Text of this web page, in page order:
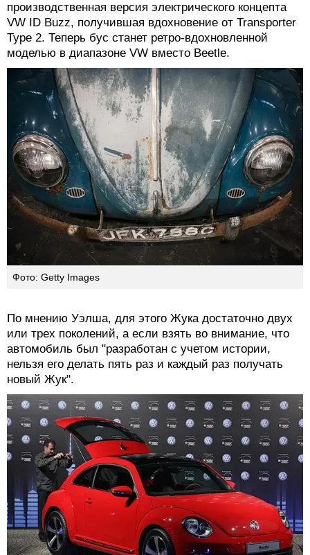
производственная версия электрического концепта
VW ID Buzz, получившая вдохновение от Transporter
Type 2. Теперь бус станет ретро-вдохновленной
моделью в диапазоне VW вместо Beetle.
Фото: Getty Images
По мнению Уэлша, для этого Жука достаточно двух
или трех поколений, а если взять во внимание, что
автомобиль был "разработан с учетом истории,
нельзя его делать пять раз и каждый раз получать
новый Жук".